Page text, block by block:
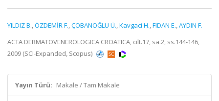
YILDIZ B.,ÖZDEMİR F.,ÇOBANOĞLU Ü.,Kavgaci H.,FIDAN E.,AYDIN F.
ACTA DERMATOVENEROLOGICA CROATICA, cilt.17, sa.2, ss.144-146,
2009 (SCI-Expanded, Scopus)
Yayın Türü: Makale / Tam Makale